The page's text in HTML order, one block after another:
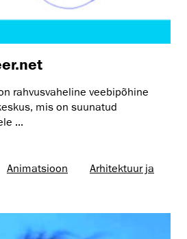
rahvusvaheline veebipõhine
mis on suunatud
...
Animatsioon
Arhitektuur ja